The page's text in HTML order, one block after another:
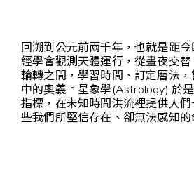
回溯到公元前兩千年，也就是距
經學會觀測天體運行，從晝夜交
輪轉之間，學習時間、訂定曆法
中的奧義。星象學(Astrology) 於
指標，在未知時間洪流裡提供人
些我們所堅信存在、卻無法感知的